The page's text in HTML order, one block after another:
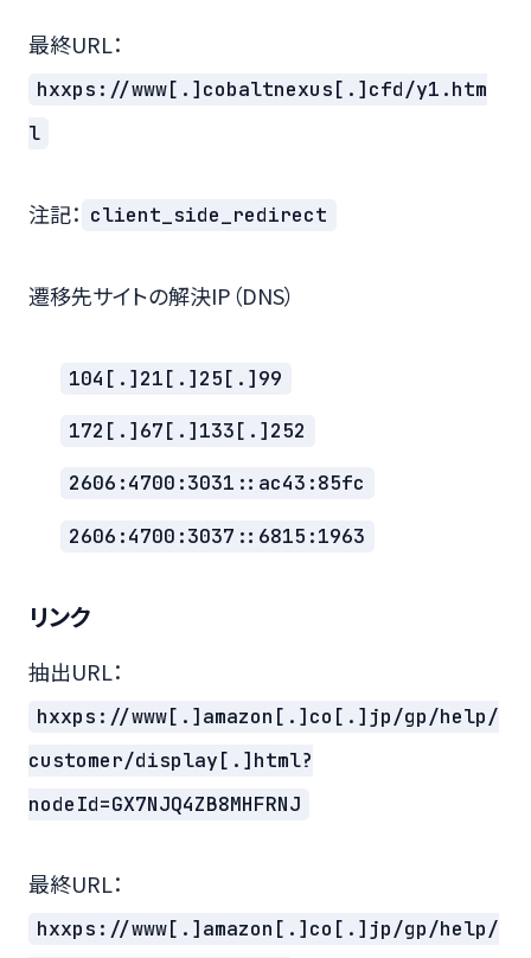
最終URL：
hxxps://www[.]cobaltnexus[.]cfd/y1.htm
l
注記： client_side_redirect
遷移先サイトの解決IP（DNS）
104[.]21[.]25[.]99
172[.]67[.]133[.]252
2606:4700:3031::ac43:85fc
2606:4700:3037::6815:1963
リンク
抽出URL：
hxxps://www[.]amazon[.]co[.]jp/gp/help/
customer/display[.]html?
nodeId=GX7NJQ4ZB8MHFRNJ
最終URL：
hxxps://www[.]amazon[.]co[.]jp/gp/help/